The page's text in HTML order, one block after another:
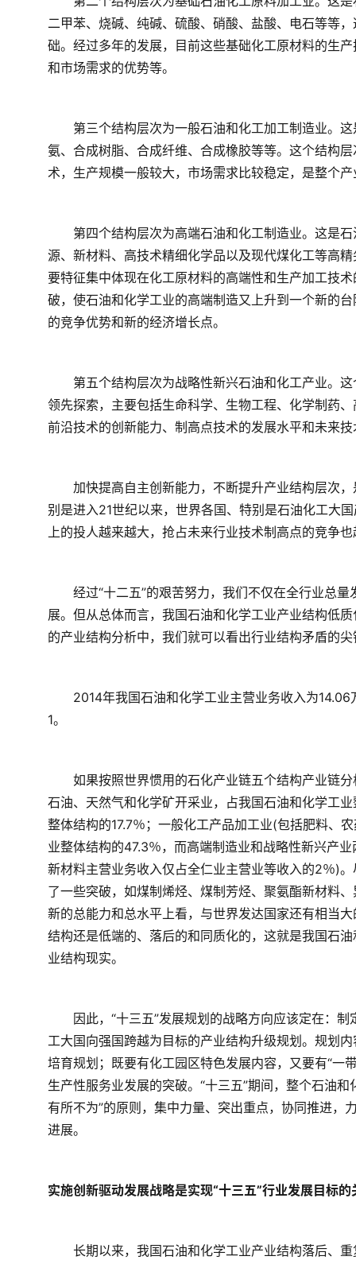
二甲苯、烧碱、纯碱、硫酸、硝酸、盐酸、电石等等
础。经过多年的发展，目前这些基础化工原材料的生
和市场需求的优势等。
第三个结构层次为一般石油和化工加工制造业。这
氨、合成树脂、合成纤维、合成橡胶等等。这个结构
术，生产规模一般较大，市场需求比较稳定，是整个
第四个结构层次为高端石油和化工制造业。这是石
源、新材料、高技术精细化学品以及现代煤化工等高
要特征集中体现在化工原材料的高端性和生产加工技
破，使石油和化学工业的高端制造又上升到一个新的
的竞争优势和新的经济增长点。
第五个结构层次为战略性新兴石油和化工产业。这
领先探索，主要包括生命科学、生物工程、化学制药
前沿技术的创新能力、制高点技术的发展水平和未来
加快提高自主创新能力，不断提升产业结构层次，
别是进入21世纪以来，世界各国、特别是石油化工大
上的投人越来越大，抢占未来行业技术制高点的竞争
经过“十二五”的艰苦努力，我们不仅在全行业总量
展。但从总体而言，我国石油和化学工业产业结构低
的产业结构分析中，我们就可以看出行业结构矛盾的
2014年我国石油和化学工业主营业务收入为14.06
1。
如果按照世界惯用的石化产业链五个结构产业链分
石油、天然气和化学矿开采业，占我国石油和化学工
整体结构的17.7％；一般化工产品加工业(包括肥料、
业整体结构的47.3％，而高端制造业和战略性新兴产
新材料主营业务收入仅占全仁业主营业等收入的2％)
了一些突破，如煤制烯烃、煤制芳烃、聚氨酯新材料
新的总能力和总水平上看，与世界发达国家还有相当
结构还是低端的、落后的和同质化的，这就是我国石
业结构现实。
因此，“十三五”发展规划的战略方向应该定在：制
工大国向强国跨越为目标的产业结构升级规划。规划
培育规划；既要有化工园区特色发展内容，又要有“一
生产性服务业发展的突破。“十三五”期间，整个石油
有所不为”的原则，集中力量、突出重点，协同推进，
进展。
实施创新驱动发展战略是实现“十三五”行业发展目标的
长期以来，我国石油和化学工业产业结构落后、重